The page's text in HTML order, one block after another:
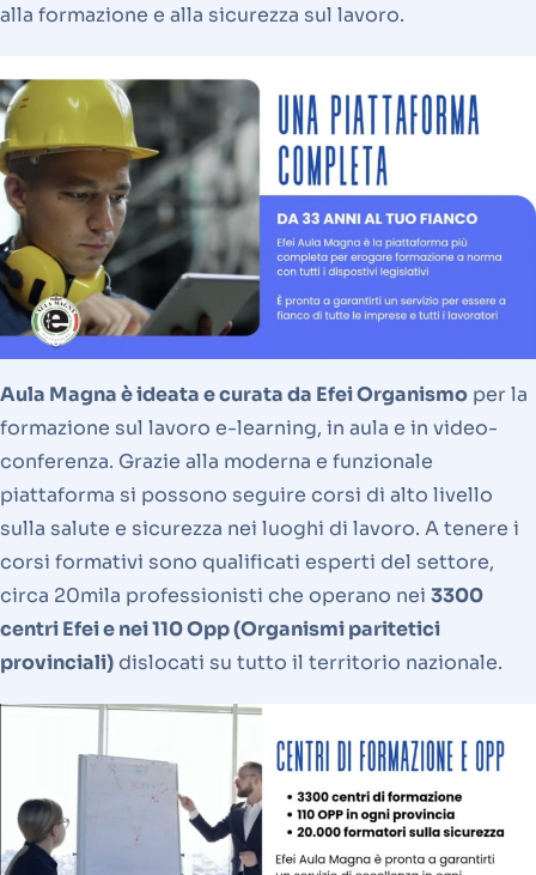
alla formazione e alla sicurezza sul lavoro.
Aula Magna è ideata e curata da Efei Organismo per la
formazione sul lavoro e-learning, in aula e in video-
conferenza. Grazie alla moderna e funzionale
piattaforma si possono seguire corsi di alto livello
sulla salute e sicurezza nei luoghi di lavoro. A tenere i
corsi formativi sono qualificati esperti del settore,
circa 20mila professionisti che operano nei 3300
centri Efei e nei 110 Opp (Organismi paritetici
provinciali)dislocati su tutto il territorio nazionale.